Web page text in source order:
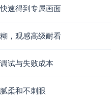
速得到专属画面
，观感高级耐看
试与失败成本
柔和不刺眼